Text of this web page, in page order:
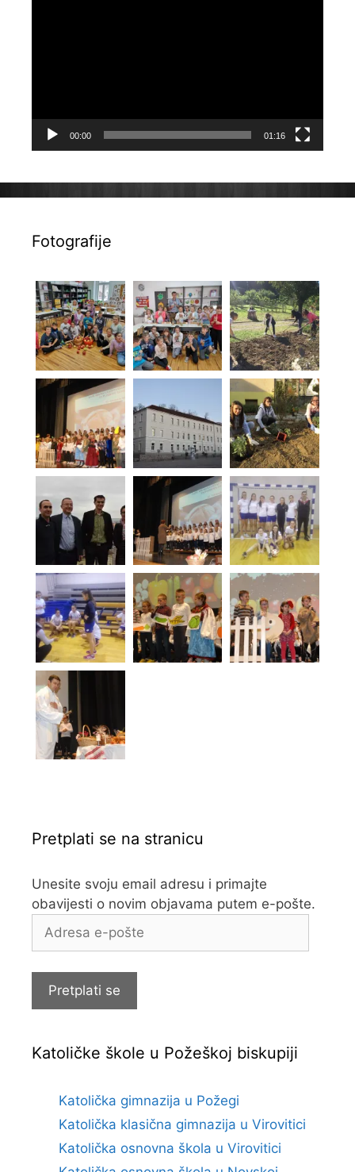
00:00 01:16
Fotografije
Pretplati se na stranicu
Unesite svoju email adresu i primajte
obavijesti o novim objavama putem e-pošte.
Adresa
Pretplati se
Katoličke škole u Požeškoj biskupiji
Katolička gimnazija u Požegi
Katolička klasična gimnazija u Virovitici
Katolička osnovna škola u Virovitici